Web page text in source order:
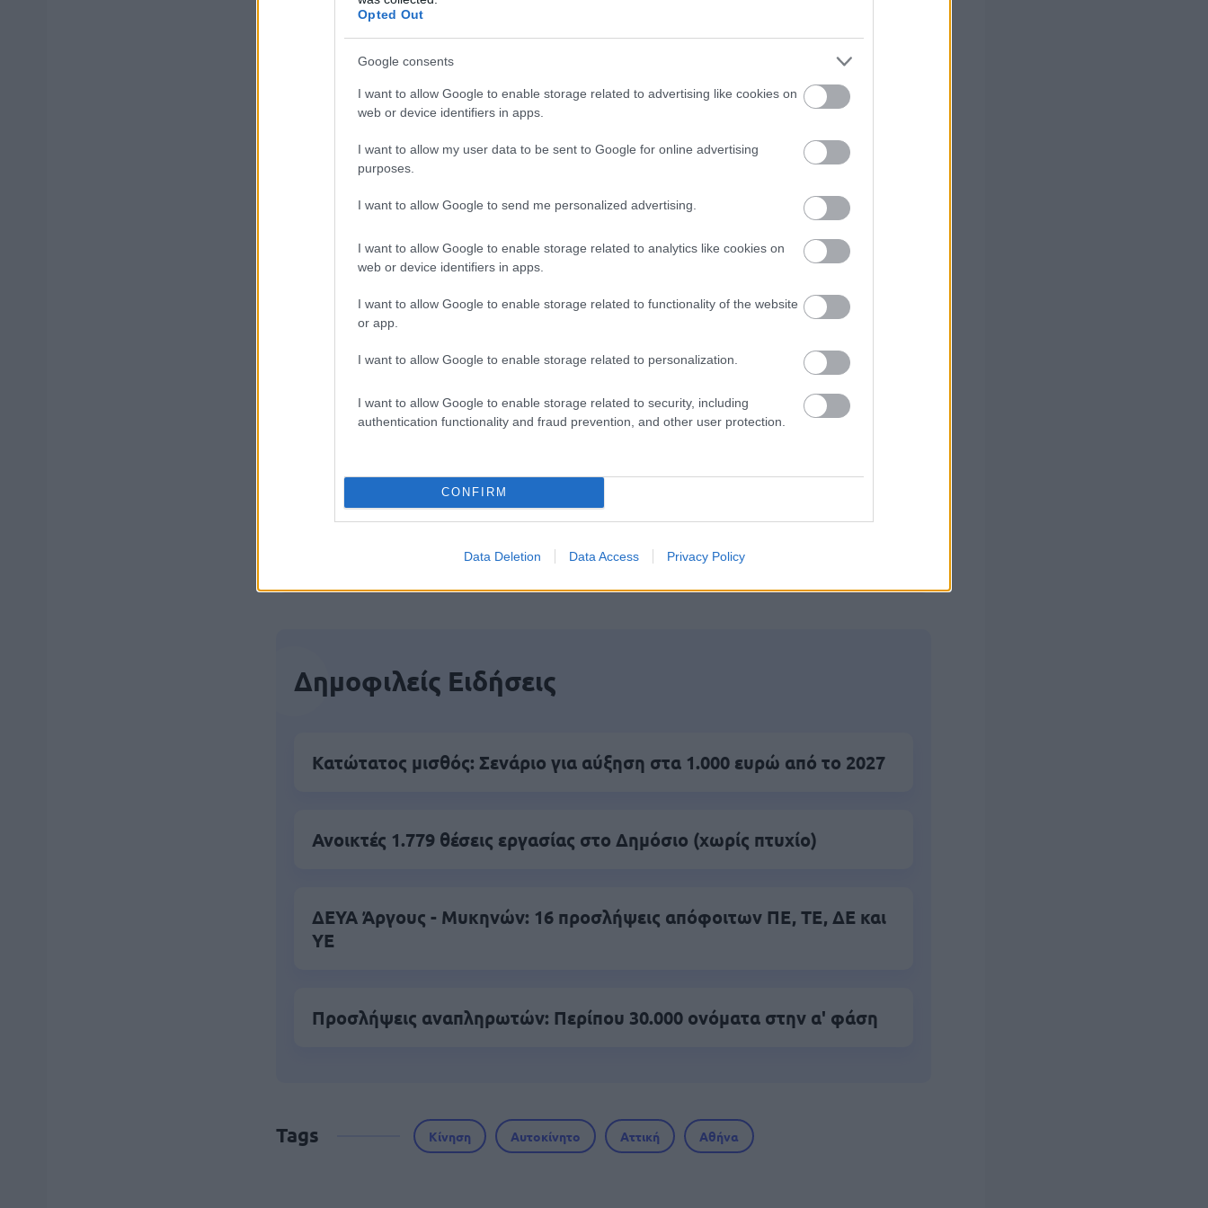
Opted Out
Google consents
I want to allow Google to enable storage related to advertising like cookies on
web or device identifiers in apps.
I want to allow my user data to be sent to Google for online advertising
purposes.
I want to allow Google to send me personalized advertising.
I want to allow Google to enable storage related to analytics like cookies on
web or device identifiers in apps.
I want to allow Google to enable storage related to functionality of the website
or app.
I want to allow Google to enable storage related to personalization.
I want to allow Google to enable storage related to security, including
authentication functionality and fraud prevention, and other user protection.
CONFIRM
Data Deletion Data Access Privacy Policy
10 έως 15 λεπτάαπό την Ανθούσα έως την Κηφισίας
5 έως 10 λεπτάστην έξοδο προς Λαμία
Παράλληλα, στην Περιφερειακή Υμηττού καταγράφονται καθυστερήσεις15 έως 20
από την Αγία Παρασκευή έως την Κηφισίας, με την κυκλοφορία να παραμένει
ΑΣΕΠ: Πιστοποίηση Αγγλικών σε μόνο 2 ημέρες στα χέρια σας
ΑΣΕΠ: Εξ αποστάσεως η πιο Εύκολη Πιστοποίηση Υπολογιστών σε 2
μέρες
Βάλε το proson.gr στα αποτελέσματα αναζήτησης της Google
Δημοφιλείς Ειδήσεις
Κατώτατος μισθός: Σενάριο για αύξηση στα 1.000 ευρώ από το 2027
Ανοικτές 1.779 θέσεις εργασίας στο Δημόσιο (χωρίς πτυχίο)
ΔΕΥΑ Άργους - Μυκηνών: 16 προσλήψεις απόφοιτων ΠΕ, ΤΕ, ΔΕ και
ΥΕ
Προσλήψεις αναπληρωτών: Περίπου 30.000 ονόματα στην α' φάση
Tags Κίνηση Αυτοκίνητο Αττική Αθήνα